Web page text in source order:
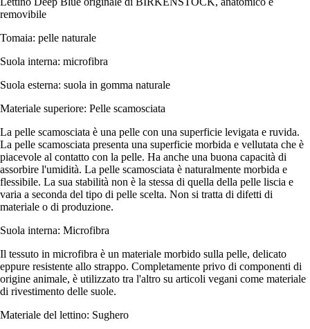
removibile
Tomaia: pelle naturale
Suola interna: microfibra
Suola esterna: suola in gomma naturale
Materiale superiore: Pelle scamosciata
La pelle scamosciata è una pelle con una superficie levigata e ruvida.
La pelle scamosciata presenta una superficie morbida e vellutata che è
piacevole al contatto con la pelle. Ha anche una buona capacità di
assorbire l'umidità. La pelle scamosciata è naturalmente morbida e
flessibile. La sua stabilità non è la stessa di quella della pelle liscia e
varia a seconda del tipo di pelle scelta. Non si tratta di difetti di
materiale o di produzione.
Suola interna: Microfibra
Il tessuto in microfibra è un materiale morbido sulla pelle, delicato
eppure resistente allo strappo. Completamente privo di componenti di
origine animale, è utilizzato tra l'altro su articoli vegani come materiale
di rivestimento delle suole.
Materiale del lettino: Sughero